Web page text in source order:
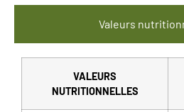
Valeurs
VALEURS
NUTRITIONNELLES